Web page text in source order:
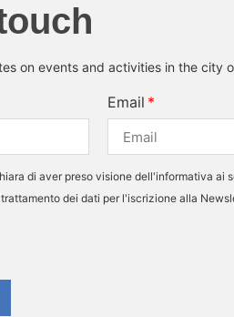
on events and activities in the city
Email
di aver preso visione dell'informativa ai
dei dati per l'iscrizione alla